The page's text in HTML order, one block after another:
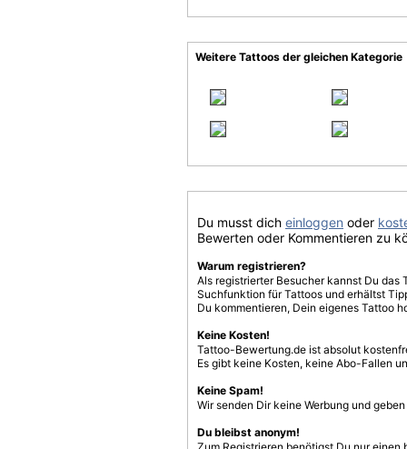
Weitere Tattoos der gleichen Kategorie
Du musst dich einloggen oder
Bewerten oder Kommentieren zu
Warum registrieren?
Als registrierter Besucher kannst Du
Suchfunktion für Tattoos und erhältst
Du kommentieren, Dein eigenes Tattoo
Keine Kosten!
Tattoo-Bewertung.de ist absolut
Es gibt keine Kosten, keine Abo-Fallen
Keine Spam!
Wir senden Dir keine Werbung und
Du bleibst anonym!